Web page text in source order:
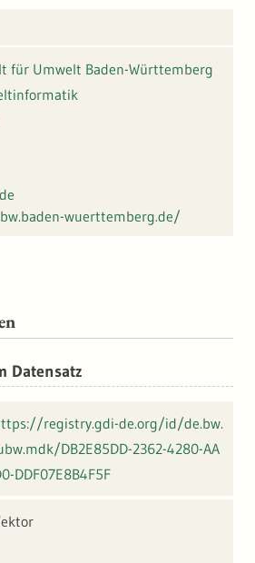
für Umwelt Baden-Württemberg
wuerttemberg.de/
Datensatz
registry.gdi-de.org/id/de.bw.
DB2E85DD-2362-4280-AA
DDF07E8B4F5F